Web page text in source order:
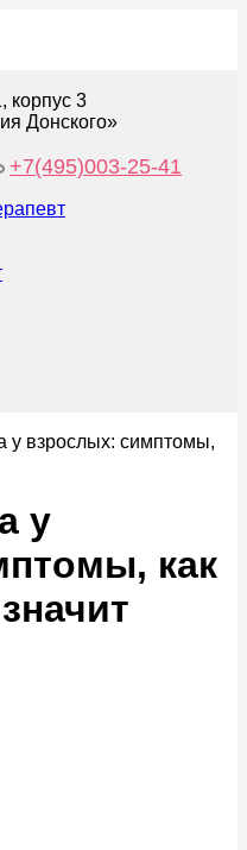
корпус 3
Донского»
+7(495)003-25-41
у взрослых: симптомы,
у
как